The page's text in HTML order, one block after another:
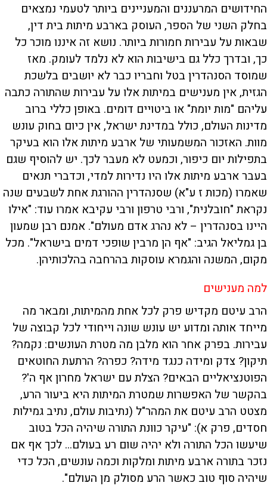
החידושים המרעננים והמעניינים ביותר לטעמי נמצאים
בחלק השני של הספר, העוסק בארבע מיתות בית דין,
שבאות על עבירות חמורות ביותר. נושא זה איננו מוכר כל
כך, ובדרך כלל גם בישיבות הוא לא נלמד לעומק. מאז
שמוסד הסנהדרין בטל וחבריו כבר לא יושבים בלשכת
הגזית, אין מענישים במיתות אלו על עבירות שהתורה כתבה
עליהם "מות יומת" או ביטויים דומים. באופן כללי ברוב
מדינות העולם, כולל במדינת ישראל, אין כיום בחוק עונש
מוות. האזכור המשמעותי של ארבע מיתות אלו הוא בעיקר
בתפילות יום כיפור, וכמעט לא מעבר לכך. יש להוסיף שגם
בעבר ארבע מיתות אלו היו נדירות למדי, וכדברי תנאים
שאמרו (מכות ז ע"א) שסנהדרין ההורגת אחת לשבעים שנה
נקראת "חובלנית", ורבי טרפון ורבי עקיבא אמרו עוד: "אילו
היינו בסנהדרין – לא נהרג אדם מעולם". אמנם רבן שמעון
בן גמליאל הגיב: "אף הן מרבין שופכי דמים בישראל". מכל
מקום, המשנה והגמרא עוסקות בהרחבה בהלכותיהן.
למה מענישים
הרב עיטם מקדיש פרק לכל אחת מהמיתות, ומבאר מה
מייחד אותה ומדוע יש עונש שונה וייחודי לכל קבוצה של
עבירות. בפרק אחר הוא מלבן מה מטרת העונשים: נקמה?
תיקון? צדק ומידה כנגד מידה? כפרה? הרתעת החוטאים
הפוטנציאליים הבאים? הצלת עם ישראל מחרון אף ה'?
בהקשר של האפשרות שמטרת המיתות היא ביעור הרע,
מצטט הרב עיטם את המהר"ל (נתיבות עולם, נתיב גמילות
חסדים, פרק א): "עיקר כוונת התורה שיהיה הכל בטוב
שיעשו הכל התורה ולא יהיה שום רע בעולם... לכך אף אם
נזכר בתורה ארבע מיתות ומלקות וכמה עונשים, הכל כדי
שיהיה סוף טוב כאשר הרע מסולק מן העולם".